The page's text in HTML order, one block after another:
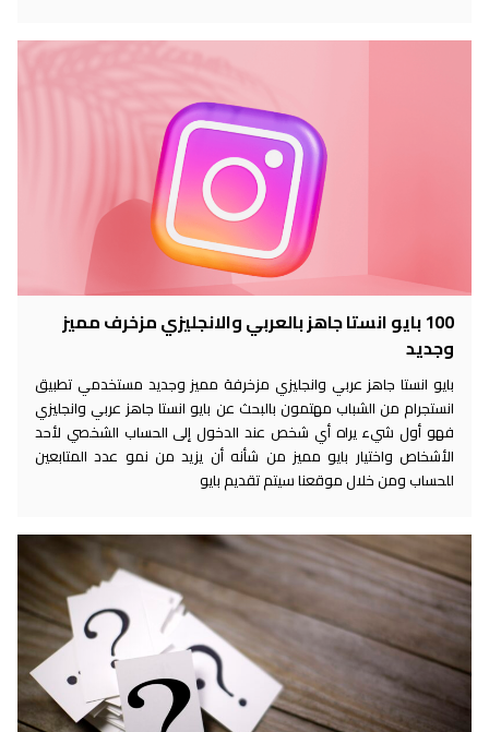
100 بايو انستا جاهز بالعربي والانجليزي مزخرف مميز
انستا جاهز عربي وانجليزي مزخرفة مميز وجديد مستخدمي تطبيق
من الشباب مهتمون بالبحث عن بايو انستا جاهز عربي وانجليزي
أول شيء يراه أي شخص عند الدخول إلى الحساب الشخصي لأحد
واختيار بايو مميز من شأنه أن يزيد من نمو عدد المتابعين
ومن خلال موقعنا سيتم تقديم بايو